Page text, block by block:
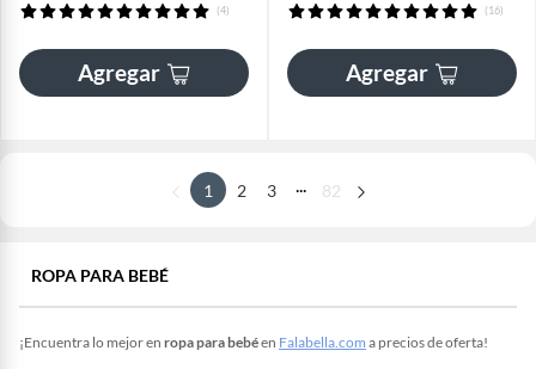
(4)
Agregar
(16)
Agregar
1 2 3 ... 82
ROPA PARA BEBÉ
¡Encuentra lo mejor en ropa para bebéen Falabella.com a precios de oferta!